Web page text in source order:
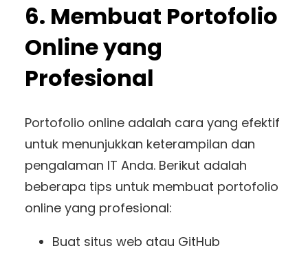
6. Membuat Portofolio
Online yang
Profesional
Portofolio online adalah cara yang efektif
untuk menunjukkan keterampilan dan
pengalaman IT Anda. Berikut adalah
beberapa tips untuk membuat portofolio
online yang profesional:
Buat situs web atau GitHub